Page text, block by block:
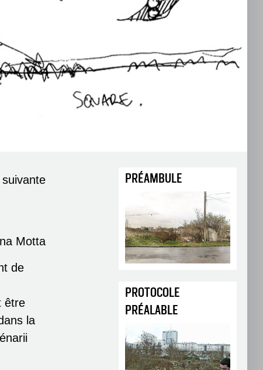
Motta
de
être
la
PRÉAMBULE
PROTOCOLE
PRÉALABLE